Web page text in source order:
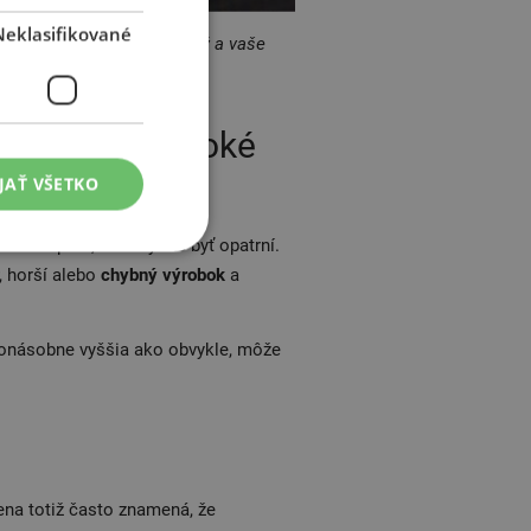
web nie je zabezpečený a vaše
extra vysoké
vopred, mali by ste byť opatrní.
horší alebo chybný výroboka
vyššia ako obvykle, môže
totiž často znamená, že
VŠETKO